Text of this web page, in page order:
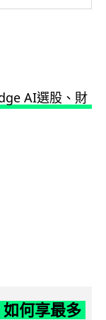
何享最多